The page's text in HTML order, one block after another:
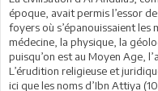
époque, avait permis l’essor
foyers où s’épanouissaient
médecine, la physique, la
puisqu’on est au Moyen Age,
L’érudition religieuse et
ici que les noms d’Ibn Attiya